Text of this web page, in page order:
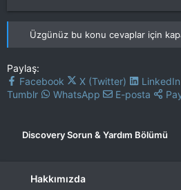
Üzgünüz bu konu cevaplar için
Paylaş:
Facebook
X (Twitter) LinkedIn
Tumblr
WhatsApp E-posta
Discovery Sorun & Yardım Bölümü
Hakkımızda